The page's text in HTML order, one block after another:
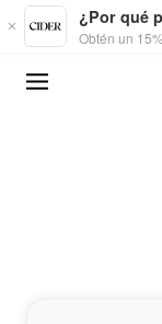
Skip to main content
¿Por qué
Obtén un